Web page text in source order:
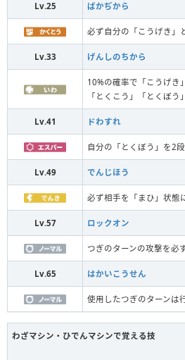
Lv.25 ばかぢから
必ず自分の「こうげき」
Lv.33 げんしのちから
10%の確率で「こうげき
「とくこう」「とくぼう
Lv.41 ドわすれ
自分の「とくぼう」を2
Lv.49 でんじほう
必ず相手を「まひ」状態
Lv.57 ロックオン
つぎのターンの攻撃を必
Lv.65 はかいこうせん
使用したつぎのターンは
わざマシン・ひでんマシンで覚える技